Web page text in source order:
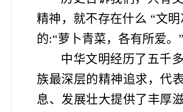
精神，就不存在什么 “文
的:“萝卜青菜，各有所爱。”
中华文明经历了五千
族最深层的精神追求，代
息、发展壮大提供了丰厚